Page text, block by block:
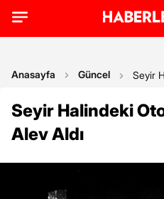
Anasayfa Güncel Seyir
Seyir Halindeki
Alev Aldı